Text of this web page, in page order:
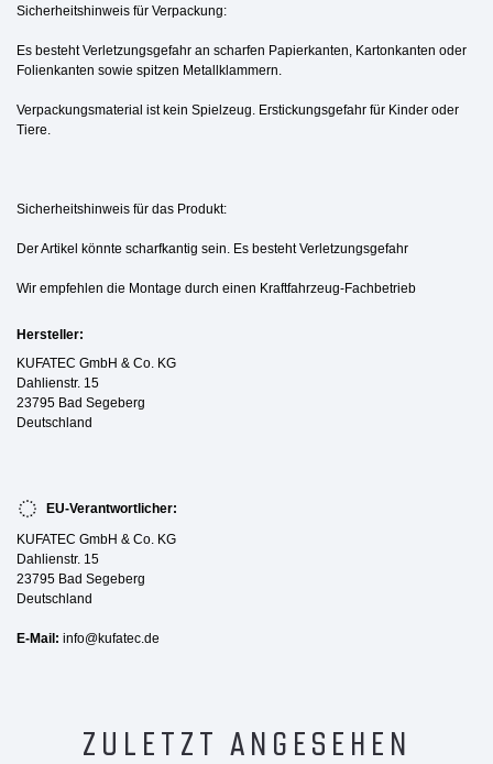
Sicherheitshinweis für Verpackung:
Es besteht Verletzungsgefahr an scharfen Papierkanten, Kartonkanten oder
Folienkanten sowie spitzen Metallklammern.
Verpackungsmaterial ist kein Spielzeug. Erstickungsgefahr für Kinder oder
Tiere.
Sicherheitshinweis für das Produkt:
Der Artikel könnte scharfkantig sein. Es besteht Verletzungsgefahr
Wir empfehlen die Montage durch einen Kraftfahrzeug-Fachbetrieb
Hersteller:
KUFATEC GmbH & Co. KG
Dahlienstr. 15
23795 Bad Segeberg
Deutschland
EU-Verantwortlicher:
KUFATEC GmbH & Co. KG
Dahlienstr. 15
23795 Bad Segeberg
Deutschland
E-Mail: info@kufatec.de
ZULETZT ANGESEHEN